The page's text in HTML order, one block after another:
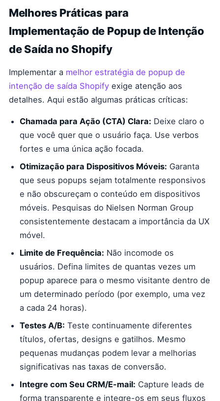
Melhores Práticas para
Implementação de Popup de Intenção
de Saída no Shopify
Implementar a melhor estratégia de popup de
intenção de saída Shopify exige atenção aos
detalhes. Aqui estão algumas práticas críticas:
Chamada para Ação (CTA) Clara: Deixe claro o
que você quer que o usuário faça. Use verbos
fortes e uma única ação focada.
Otimização para Dispositivos Móveis: Garanta
que seus popups sejam totalmente responsivos
e não obscureçam o conteúdo em dispositivos
móveis. Pesquisas do Nielsen Norman Group
consistentemente destacam a importância da UX
móvel.
Limite de Frequência: Não incomode os
usuários. Defina limites de quantas vezes um
popup aparece para o mesmo visitante dentro de
um determinado período (por exemplo, uma vez
a cada 24 horas).
Testes A/B: Teste continuamente diferentes
títulos, ofertas, designs e gatilhos. Mesmo
pequenas mudanças podem levar a melhorias
significativas nas taxas de conversão.
Integre com Seu CRM/E-mail: Capture leads de
forma transparente e integre-os em seus fluxos